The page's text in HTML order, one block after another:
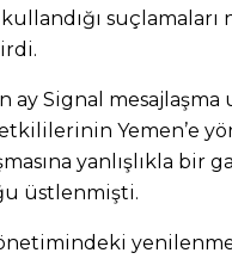
ay Signal mesajlaşma
Yemen’e
yanlışlıkla bir
üstlenmişti.